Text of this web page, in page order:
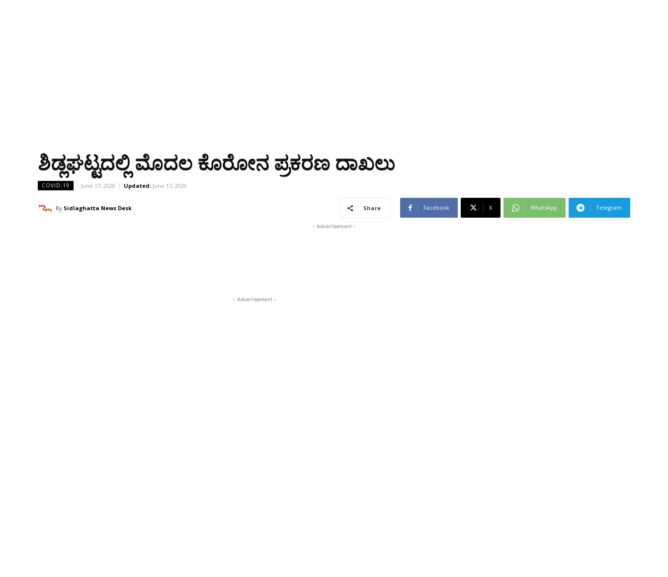
ಶಿಡ್ಲಘಟ್ಟದಲ್ಲಿ ಮೊದಲ ಕೊರೋನ ಪ್ರಕರಣ ದಾಖಲು
COVID-19 June 17, 2020 Updated: June 17, 2020
By Sidlaghatta News Desk Share Facebook X WhatsApp Telegram
- Advertisement -
- Advertisement -